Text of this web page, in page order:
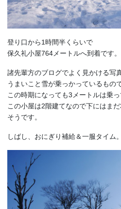
登り口から1時間半くらいで
保久礼小屋764メートルへ到着です。
諸先輩方のブログでよく見かける写
うまいこと雪が乗っかっているもので
この時期になっても3メートルは乗っ
この小屋は2階建てなので下にはま
そうです。
しばし、おにぎり補給＆一服タイム